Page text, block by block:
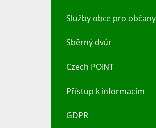
Služby obce pro občany
Sběrný dvůr
Czech POINT
Přístup k informacím
GDPR